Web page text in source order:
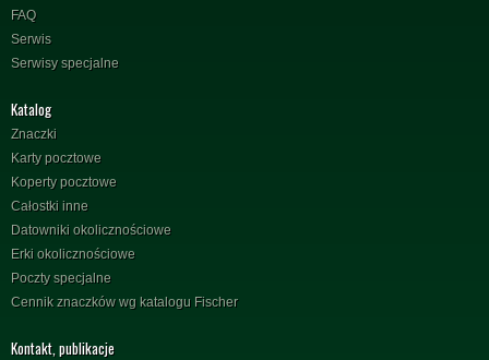
FAQ
Serwis
Serwisy specjalne
Katalog
Znaczki
Karty pocztowe
Koperty pocztowe
Całostki inne
Datowniki okolicznościowe
Erki okolicznościowe
Poczty specjalne
Cennik znaczków wg katalogu Fischer
Kontakt, publikacje